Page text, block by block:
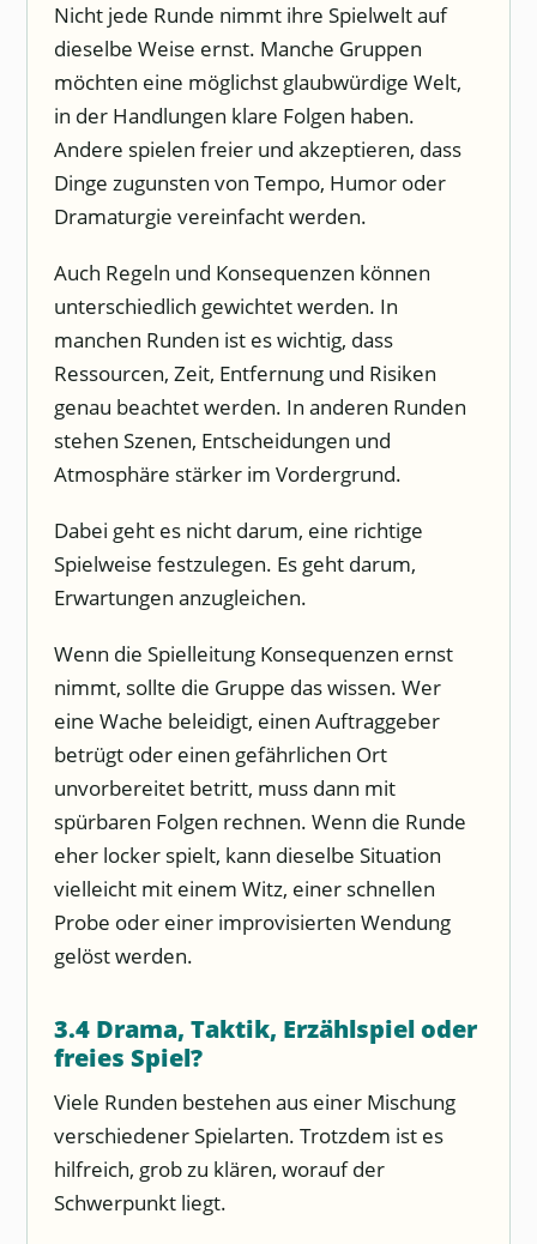
Nicht jede Runde nimmt ihre Spielwelt auf
dieselbe Weise ernst. Manche Gruppen
möchten eine möglichst glaubwürdige Welt,
in der Handlungen klare Folgen haben.
Andere spielen freier und akzeptieren, dass
Dinge zugunsten von Tempo, Humor oder
Dramaturgie vereinfacht werden.
Auch Regeln und Konsequenzen können
unterschiedlich gewichtet werden. In
manchen Runden ist es wichtig, dass
Ressourcen, Zeit, Entfernung und Risiken
genau beachtet werden. In anderen Runden
stehen Szenen, Entscheidungen und
Atmosphäre stärker im Vordergrund.
Dabei geht es nicht darum, eine richtige
Spielweise festzulegen. Es geht darum,
Erwartungen anzugleichen.
Wenn die Spielleitung Konsequenzen ernst
nimmt, sollte die Gruppe das wissen. Wer
eine Wache beleidigt, einen Auftraggeber
betrügt oder einen gefährlichen Ort
unvorbereitet betritt, muss dann mit
spürbaren Folgen rechnen. Wenn die Runde
eher locker spielt, kann dieselbe Situation
vielleicht mit einem Witz, einer schnellen
Probe oder einer improvisierten Wendung
gelöst werden.
3.4 Drama, Taktik, Erzählspiel oder
freies Spiel?
Viele Runden bestehen aus einer Mischung
verschiedener Spielarten. Trotzdem ist es
hilfreich, grob zu klären, worauf der
Schwerpunkt liegt.